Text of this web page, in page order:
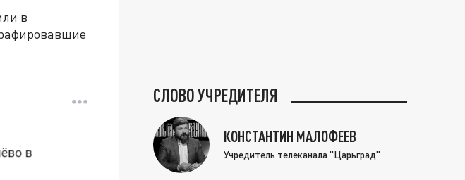
в
СЛОВО УЧРЕДИТЕЛЯ
КОНСТАНТИН МАЛОФЕЕВ
Учредитель телеканала "Царьград"